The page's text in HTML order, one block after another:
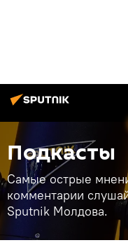
Подкасты
Самые острые
комментарии
Sputnik Молдова.